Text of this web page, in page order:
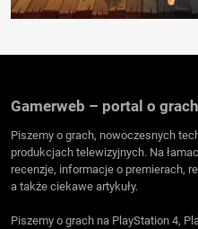
Gamerweb – portal o grach
Piszemy o grach, nowoczesnych
produkcjach telewizyjnych. Na
recenzje, informacje o premierach,
a także ciekawe artykuły.
Piszemy o grach na PlayStation 4,